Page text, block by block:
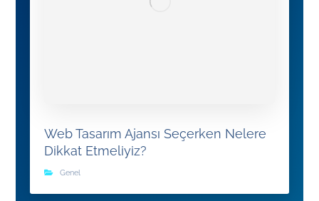
Web Tasarım Ajansı Seçerken Nelere
Dikkat Etmeliyiz?
Genel